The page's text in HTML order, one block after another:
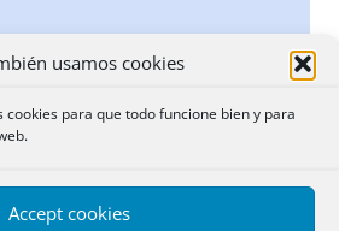
usamos cookies
para que todo funcione bien y para
Accept cookies
puede producir en ella el hecho de
a otro, si bien para que pueda
autenticar en un solo título el